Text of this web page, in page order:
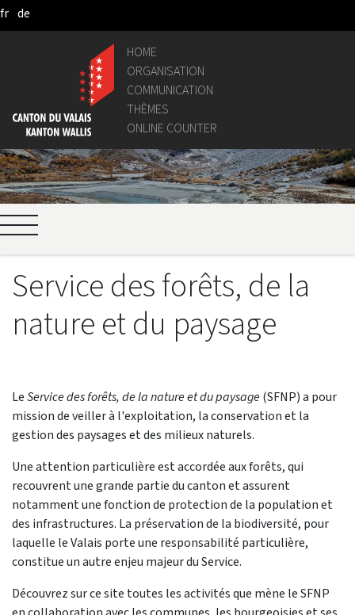
Skip to Main Content
fr de
HOME
ORGANISATION
COMMUNICATION
THÈMES
ONLINE COUNTER
Service des forêts, de la
nature et du paysage
LeService des forêts, de la nature et du paysage(SFNP) a pour
mission de veiller à l'exploitation, la conservation et la
gestion des paysages et des milieux naturels.
Une attention particulière est accordée aux forêts, qui
recouvrent une grande partie du canton et assurent
notamment une fonction de protection de la population et
des infrastructures. La préservation de la biodiversité, pour
laquelle le Valais porte une responsabilité particulière,
constitue un autre enjeu majeur du Service.
Découvrez sur ce site toutes les activités que mène le SFNP